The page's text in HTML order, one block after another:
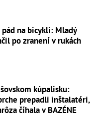
pád na bicykli: Mladý
po zranení v rukách
kúpalisku:
prepadli inštalatéri,
číhala v BAZÉNE